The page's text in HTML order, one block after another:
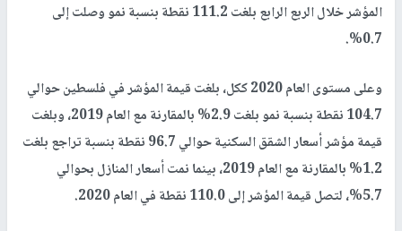
المؤشر خلال الربع الرابع بلغت 111.2 نقطة بنسبة نمو وصلت إلى
0.7%.
وعلى مستوى العام 2020 ككل، بلغت قيمة المؤشر في فلسطين حوالي
104.7 نقطة بنسبة نمو بلغت 2.9% بالمقارنة مع العام 2019، وبلغت
قيمة مؤشر أسعار الشقق السكنية حوالي 96.7 نقطة بنسبة تراجع بلغت
1.2% بالمقارنة مع العام 2019، بينما نمت أسعار المنازل بحوالي
5.7%، لتصل قيمة المؤشر إلى 110.0 نقطة في العام 2020.